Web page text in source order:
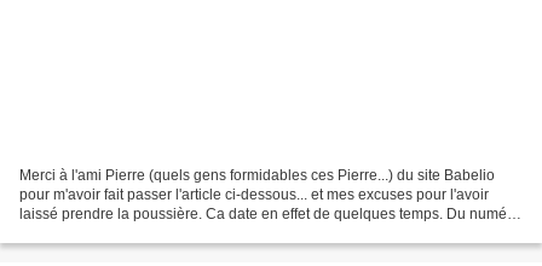
Merci à l'ami Pierre (quels gens formidables ces Pierre...) du site Babelio
pour m'avoir fait passer l'article ci-dessous... et mes excuses pour l'avoir
laissé prendre la poussière. Ca date en effet de quelques temps. Du numéro